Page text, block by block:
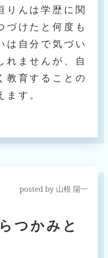
りんは学歴に関
づけたと何度も
は自分で気づい
れませんが、自
教育することの
ます。
posted by 山根 陽一
つかみと